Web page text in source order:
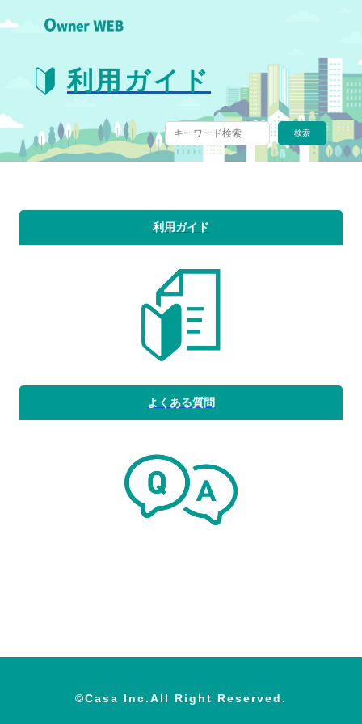
利用ガイド
利用ガイド
よくある質問
©Casa Inc.All Right Reserved.